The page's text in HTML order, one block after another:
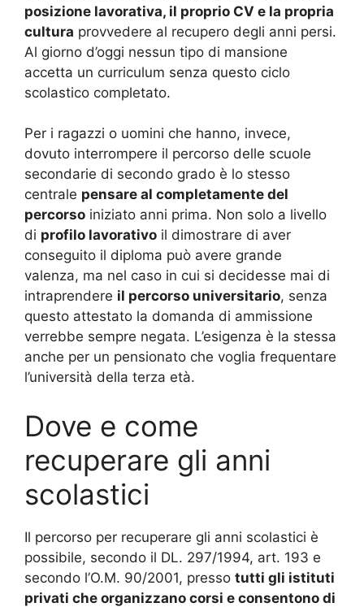
posizione lavorativa, il proprio CV e la propria
cultura provvedere al recupero degli anni persi.
Al giorno d’oggi nessun tipo di mansione
accetta un curriculum senza questo ciclo
scolastico completato.
Per i ragazzi o uomini che hanno, invece,
dovuto interrompere il percorso delle scuole
secondarie di secondo grado è lo stesso
centrale pensare al completamente del
percorso iniziato anni prima. Non solo a livello
di profilo lavorativo il dimostrare di aver
conseguito il diploma può avere grande
valenza, ma nel caso in cui si decidesse mai di
intraprendere il percorso universitario, senza
questo attestato la domanda di ammissione
verrebbe sempre negata. L’esigenza è la stessa
anche per un pensionato che voglia frequentare
l’università della terza età.
Dove e come
recuperare gli anni
scolastici
Il percorso per recuperare gli anni scolastici è
possibile, secondo il DL. 297/1994, art. 193 e
secondo l’O.M. 90/2001, presso tutti gli istituti
privati che organizzano corsi e consentono di